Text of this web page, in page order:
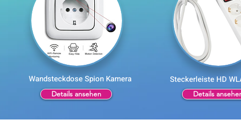
Wandsteckdose Spion Kamera
Details ansehen
Steckerleiste HD
Details